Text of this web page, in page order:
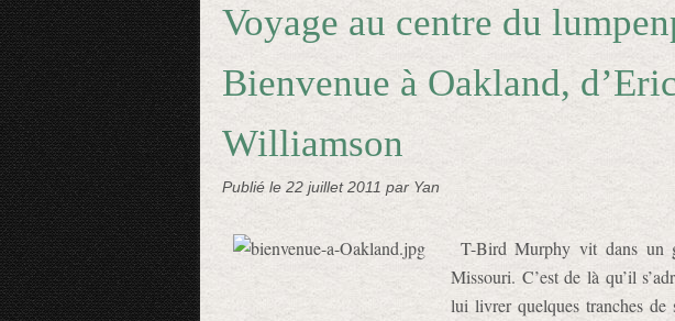
Voyage au centre du
Bienvenue à Oakland,
Williamson
Publié le 22 juillet 2011 par Yan
T-Bird Murphy vit dans un
Missouri. C’est de là qu’il
lui livrer quelques tranches